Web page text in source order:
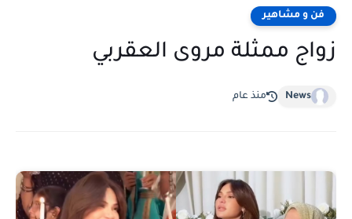
فن و مشاهير
زواج ممثلة مروى العقربي
News منذ عام